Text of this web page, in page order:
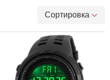
Сортировка